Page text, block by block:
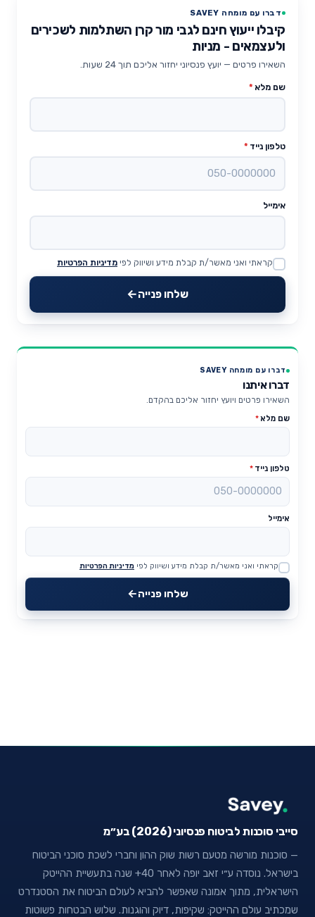
דברו עם מומחה SAVEY
קיבלו ייעוץ חינם לגבי מור קרן השתלמות לשכירים
ולעצמאים - מניות
השאירו פרטים — יועץ פנסיוני יחזור אליכם תוך 24 שעות.
שם מלא *
טלפון נייד *
אימייל
Website
קראתי ואני מאשר/ת קבלת מידע ושיווק לפי מדיניות הפרטיות
שלחו פנייה
דברו עם מומחה SAVEY
דברו איתנו
השאירו פרטים ויועץ יחזור אליכם בהקדם.
שם מלא*
טלפון נייד *
אימייל
Website
קראתי ואני מאשר/ת קבלת מידע ושיווק לפי מדיניות הפרטיות
שלחו פנייה
סייבי סוכנות לביטוח פנסיוני (2026) בע״מ
— סוכנות מורשה מטעם רשות שוק ההון וחברי לשכת סוכני הביטוח
בישראל. נוסדה ע״י זאב יופה לאחר 40+ שנה בתעשיית ההייטק
הישראלית, מתוך אמונה שאפשר להביא לעולם הביטוח את הסטנדרט
שמכתיב עולם ההייטק: שקיפות, דיוק והוגנות. שלוש הבטחות פשוטות